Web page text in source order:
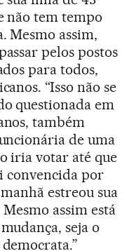
não tem tempo
Mesmo assim,
pelos postos
para todos,
“Isso não se
questionada em
também
de uma
iria votar até que
convencida por
estreou sua
assim está
seja o